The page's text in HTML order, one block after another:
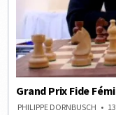
Grand Prix Fide
PHILIPPE DORNBUSCH